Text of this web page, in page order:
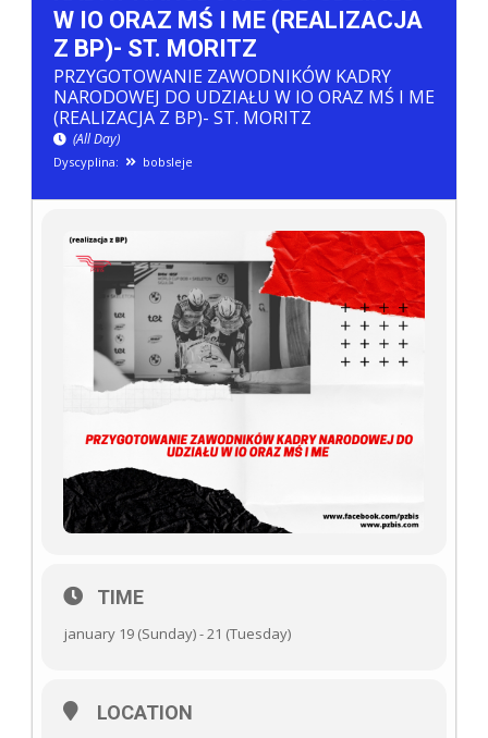
W IO ORAZ MŚ I ME (REALIZACJA
Z BP)- ST. MORITZ
PRZYGOTOWANIE ZAWODNIKÓW KADRY
NARODOWEJ DO UDZIAŁU W IO ORAZ MŚ I ME
(REALIZACJA Z BP)- ST. MORITZ
(All Day)
Dyscyplina: bobsleje
TIME
january 19 (Sunday) - 21 (Tuesday)
LOCATION